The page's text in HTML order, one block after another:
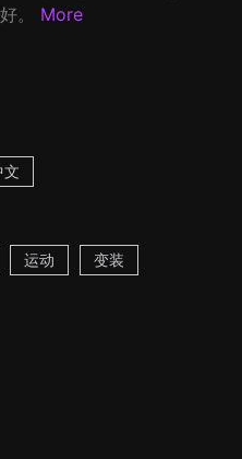
。
More
文
运动 变装